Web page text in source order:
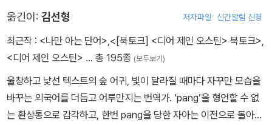
라의 아래층 이웃은 룰라가 어떤 남자와 싸우고 나서 발코니에서 떨
어졌다는 진술을 내놓고, 급기야 증인들 중 하나는 스트라이크와 만
나고 헤어진 뒤 몇 시간 후에 죽은 채로 발견된다. 룰라의 숨겨진 가정
혀 예측하지 못한 방향으로 흘러가는데….
방송될 예정이다. 브론테 필름 앤드 텔레비전이 제작을 맡는다.
옮긴이: 김선형 저자파일 신간알림 신청
최근작 : <나만 아는 단어>,<[북토크] <디어 제인 오스틴> 북토크>,
<디어 제인 오스틴> … 총 195종 (모두보기)
울창하고 낯선 텍스트의 숲 어귀, 빛이 달라질 때마다 자꾸만 모습을
바꾸는 외국어를 더듬고 어루만지는 번역가. ‘pang’을 형언할 수 없
는 환상통으로 감각하고, 한번 pang을 당한 자아는 이전으로 돌아갈